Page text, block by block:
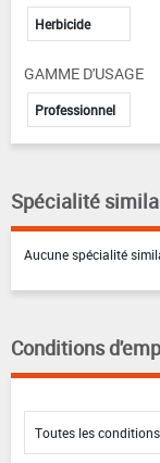
Herbicide
GAMME D'USAGE
Professionnel
Spécialité
Aucune spécialité
Conditions